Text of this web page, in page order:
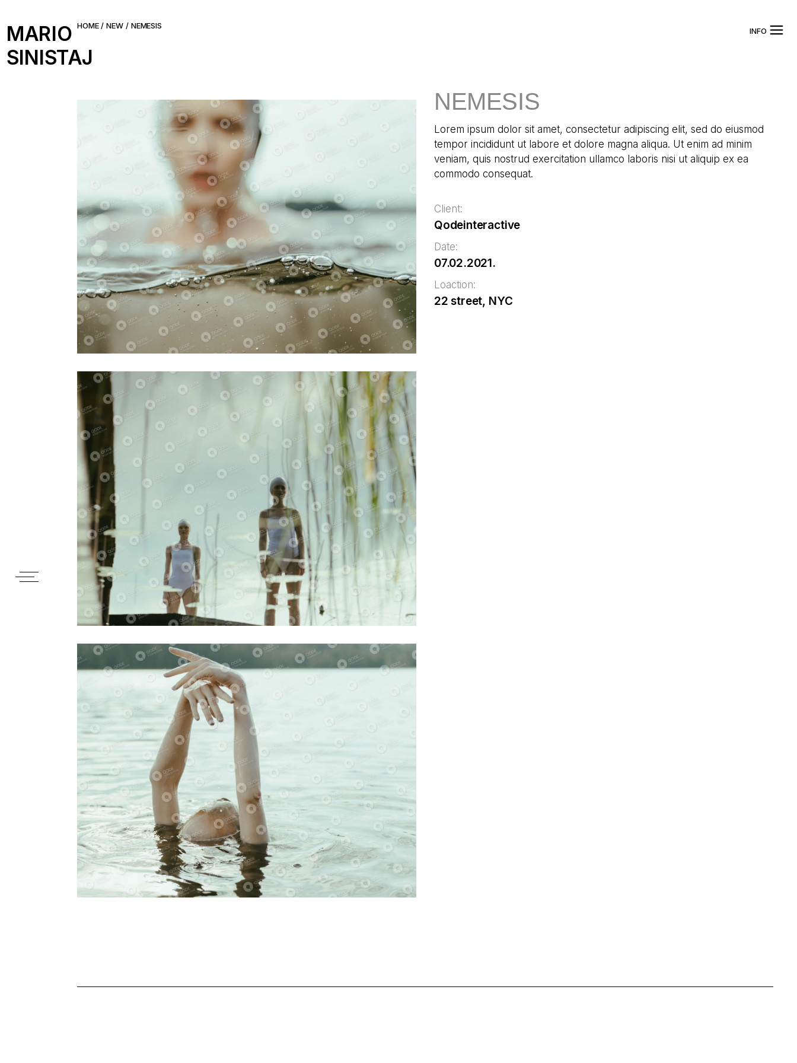
the
content
SINISTAJ
MARIO INFO
HOME NEW NEMESIS
NEMESIS
Lorem ipsum dolor sit amet, consectetur adipiscing elit, sed do eiusmod
tempor incididunt ut labore et dolore magna aliqua. Ut enim ad minim
veniam, quis nostrud exercitation ullamco laboris nisi ut aliquip ex ea
commodo consequat.
Client:
Qodeinteractive
Date:
07.02.2021.
Loaction:
22 street, NYC